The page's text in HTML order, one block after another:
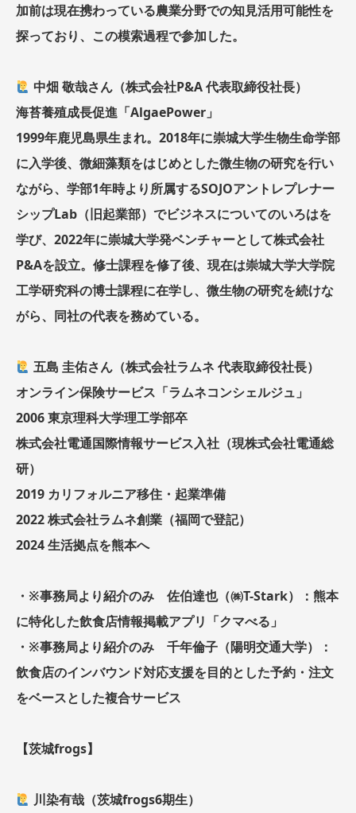
加前は現在携わっている農業分野での知見活用可能性を
探っており、この模索過程で参加した。
中畑 敬哉さん（株式会社P&A 代表取締役社長）
海苔養殖成長促進「AlgaePower」
1999年鹿児島県生まれ。2018年に崇城大学生物生命学部
に入学後、微細藻類をはじめとした微生物の研究を行い
ながら、学部1年時より所属するSOJOアントレプレナー
シップLab（旧起業部）でビジネスについてのいろはを
学び、2022年に崇城大学発ベンチャーとして株式会社
P&Aを設立。修士課程を修了後、現在は崇城大学大学院
工学研究科の博士課程に在学し、微生物の研究を続けな
がら、同社の代表を務めている。
五島 圭佑さん（株式会社ラムネ 代表取締役社長）
オンライン保険サービス「ラムネコンシェルジュ」
2006 東京理科大学理工学部卒
株式会社電通国際情報サービス入社（現株式会社電通総
研）
2019 カリフォルニア移住・起業準備
2022 株式会社ラムネ創業（福岡で登記）
2024 生活拠点を熊本へ
・※事務局より紹介のみ 佐伯達也（㈱T-Stark）：熊本
に特化した飲食店情報掲載アプリ「クマべる」
・※事務局より紹介のみ 千年倫子（陽明交通大学）：
飲食店のインバウンド対応支援を目的とした予約・注文
をベースとした複合サービス
【茨城frogs】
川染有哉（茨城frogs6期生）